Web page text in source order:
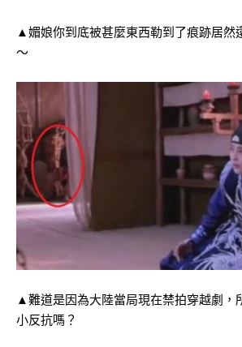
▲媚娘你到底被甚麼東西勒到了痕跡居然
～
▲難道是因為大陸當局現在禁拍穿越劇，
小反抗嗎？